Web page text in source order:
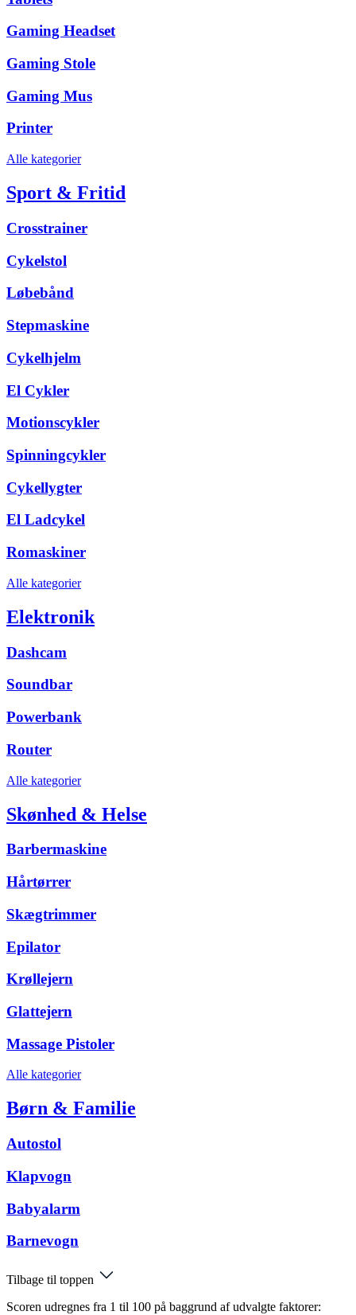
Gaming Headset
Gaming Stole
Gaming Mus
Printer
Alle kategorier
Sport & Fritid
Crosstrainer
Cykelstol
Løbebånd
Stepmaskine
Cykelhjelm
El Cykler
Motionscykler
Spinningcykler
Cykellygter
El Ladcykel
Romaskiner
Alle kategorier
Elektronik
Dashcam
Soundbar
Powerbank
Router
Alle kategorier
Skønhed & Helse
Barbermaskine
Hårtørrer
Skægtrimmer
Epilator
Krøllejern
Glattejern
Massage Pistoler
Alle kategorier
Børn & Familie
Autostol
Klapvogn
Babyalarm
Barnevogn
Tilbage til toppen
Scoren udregnes fra 1 til 100 på baggrund af udvalgte faktorer: